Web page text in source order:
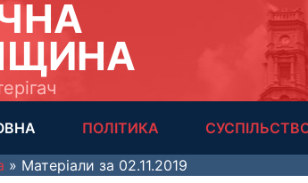
ПОЛІТИКА
» Матеріали за 02.11.2019